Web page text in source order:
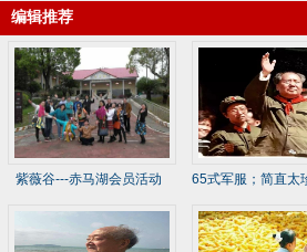
编辑推荐
紫薇谷---赤马湖会员活动
65式军服；简直太